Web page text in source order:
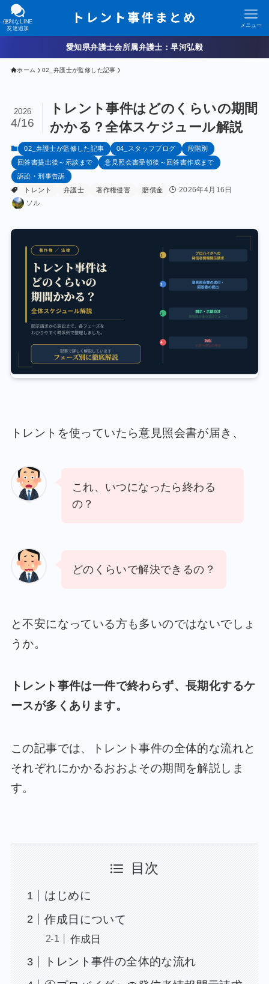
便利なLINE
友達追加
メニュー
愛知県弁護士会所属弁護士：早河弘毅
ホーム 02_弁護士が監修した記事
トレント事件はどのくらいの期間
かかる？全体スケジュール解説
2026
4/16
02_弁護士が監修した記事 04_スタッフブログ
段階別
回答書提出後～示談まで
意見照会書受領後～回答書作成まで
訴訟・刑事告訴
トレント
弁護士 著作権侵害 賠償金
2026年4月16日
ソル
トレントを使っていたら意見照会書が届き、
これ、いつになったら終わる
の？
どのくらいで解決できるの？
と不安になっている方も多いのではないでしょ
うか。
トレント事件は一件で終わらず、長期化するケ
ースが多くあります。
この記事では、トレント事件の全体的な流れと
それぞれにかかるおおよその期間を解説しま
す。
目次
はじめに
作成日について
作成日
トレント事件の全体的な流れ